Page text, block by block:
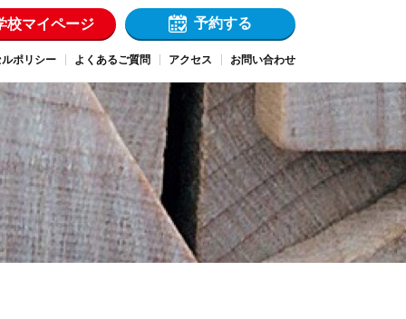
校マイページ 予約する
ポリシー よくあるご質問 アクセス お問い合わせ